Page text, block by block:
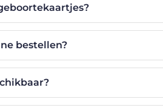
bestellen?